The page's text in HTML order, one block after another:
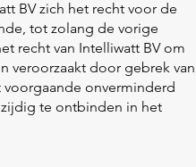
BV zich het recht voor de
tot zolang de vorige
recht van Intelliwatt BV om
veroorzaakt door gebrek van
onverminderd
te ontbinden in het